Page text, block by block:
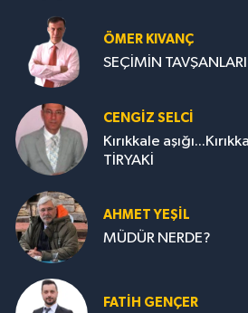
ÖMER KIVANÇ
SEÇİMİN
CENGİZ SELCİ
Kırıkkale
TİRYAKİ
AHMET YEŞİL
MÜDÜR NERDE?
FATIH GENÇER